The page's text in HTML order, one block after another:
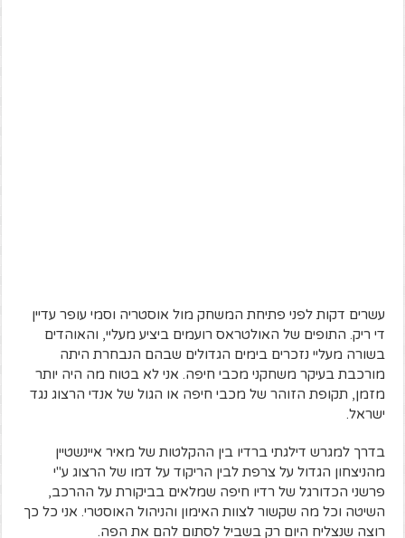
עשרים דקות לפני פתיחת המשחק מול אוסטריה וסמי עופר עדיין
די ריק. התופים של האולטראס רועמים ביציע מעליי, והאוהדים
בשורה מעליי נזכרים בימים הגדולים שבהם הנבחרת היתה
מורכבת בעיקר משחקני מכבי חיפה. אני לא בטוח מה היה יותר
מזמן, תקופת הזוהר של מכבי חיפה או הגול של אנדי הרצוג נגד
ישראל.
בדרך למגרש דילגתי ברדיו בין ההקלטות של מאיר איינשטיין
מהניצחון הגדול על צרפת לבין הריקוד על דמו של הרצוג ע"י
פרשני הכדורגל של רדיו חיפה שמלאים בביקורת על ההרכב,
השיטה וכל מה שקשור לצוות האימון והניהול האוסטרי. אני כל כך
רוצה שנצליח היום רק בשביל לסתום להם את הפה.